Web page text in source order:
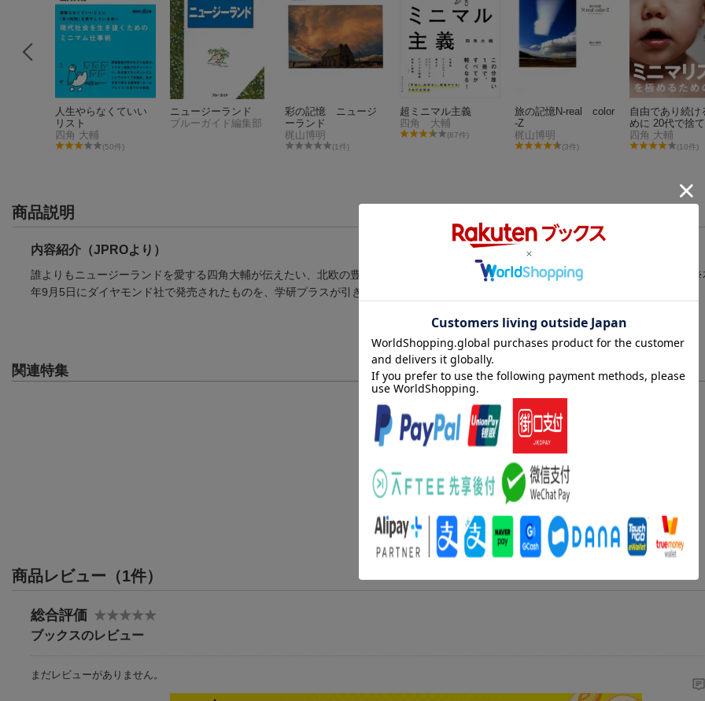
人生やらなくていい
リスト
四角 大輔
(50件)
ニュージーランド
ブルーガイド編集部
彩の記憶 ニュージ
ーランド
梶山博明
(1件)
超ミニマル主義
四角 大輔
(87件)
旅の記憶N-real color
-Z
梶山博明
(3件)
自由であり続け
めに 20代で捨て
き50のこと 文
四角 大輔
(10件)
商品説明
内容紹介（JPROより）
誰よりもニュージーランドを愛する四角大輔が伝えたい、北欧の豊かさ、ハワイの大自然を持つハイブリット国を圧倒的熱量で案内。
年9月5日にダイヤモンド社で発売されたものを、学研プラスが引き継いで販売しています。
関連特集
商品レビュー（1件）
総合評価
ブックスのレビュー
まだレビューがありません。